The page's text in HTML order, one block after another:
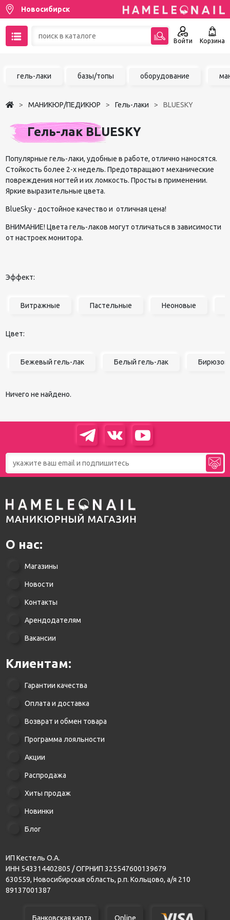
Новосибирск
Войти Корзина
Акции
Избранное
гель-лаки базы/топы оборудование
МАНИКЮР/ПЕДИКЮР Гель-лаки BLUESKY
Гель-лак BLUESKY
Популярные гель-лаки, удобные в работе, отлично наносятся.
Стойкость более 2-х недель. Предотвращают механические
повреждения ногтей и их ломкость. Просты в применении.
Яркие выразительные цвета.
BlueSky - достойное качество и отличная цена!
ВНИМАНИЕ! Цвета гель-лаков могут отличаться в зависимости
от настроек монитора.
Эффект:
Витражные Пастельные Неоновые
Цвет:
Бежевый гель-лак Белый гель-лак
Ничего не найдено.
О нас:
Магазины
Новости
Контакты
Арендодателям
Вакансии
Клиентам:
Гарантии качества
Оплата и доставка
Возврат и обмен товара
Программа лояльности
Акции
Распродажа
Хиты продаж
Новинки
Блог
ИП Кестель О.А.
ИНН 543314402805 / ОГРНИП 325547600139679
630559, Новосибирская область, р.п. Кольцово, а/я 210
89137001387
Банковская карта Online